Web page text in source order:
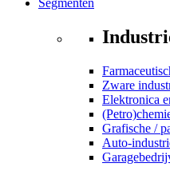
Segmenten
Zware
Elektronica
Grafische /
Auto-